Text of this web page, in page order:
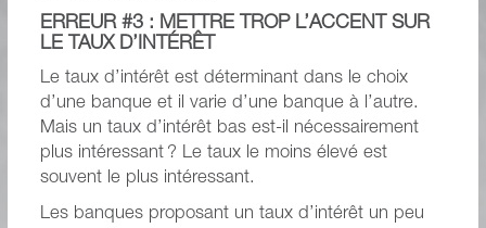
ERREUR #3 : METTRE TROP L’ACCENT SUR
LE TAUX D’INTÉRÊT
Le taux d’intérêt est déterminant dans le choix
d’une banque et il varie d’une banque à l’autre.
Mais un taux d’intérêt bas est-il nécessairement
plus intéressant ? Le taux le moins élevé est
souvent le plus intéressant.
Les banques proposant un taux d’intérêt un peu